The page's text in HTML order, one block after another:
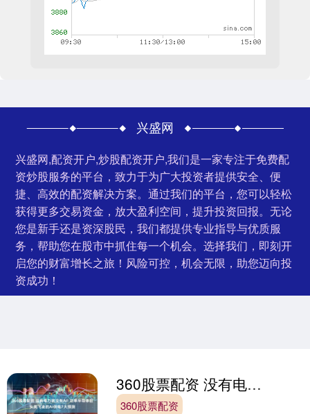
兴盛网
兴盛网,配资开户,炒股配资开户,我们是一家专注于免费配
资炒股服务的平台，致力于为广大投资者提供安全、便
捷、高效的配资解决方案。通过我们的平台，您可以轻松
获得更多交易资金，放大盈利空间，提升投资回报。无论
您是新手还是资深股民，我们都提供专业指导与优质服
务，帮助您在股市中抓住每一个机会。选择我们，即刻开
启您的财富增长之旅！风险可控，机会无限，助您迈向投
资成功！
360股票配资 没有电力就没有AI! 功率半导体巨头英飞凌的AI供电7大预测
360股票配资